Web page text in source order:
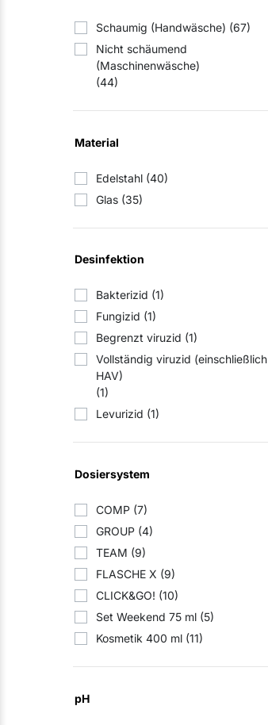
Schaumig (Handwäsche) (67)
Nicht schäumend
(Maschinenwäsche)
(44)
Material
Edelstahl (40)
Glas (35)
Desinfektion
Bakterizid (1)
Fungizid (1)
Begrenzt viruzid (1)
Vollständig viruzid (einschließlich
HAV)
(1)
Levurizid (1)
Dosiersystem
COMP (7)
GROUP (4)
TEAM (9)
FLASCHE X (9)
CLICK&GO! (10)
Set Weekend 75 ml (5)
Kosmetik 400 ml (11)
pH